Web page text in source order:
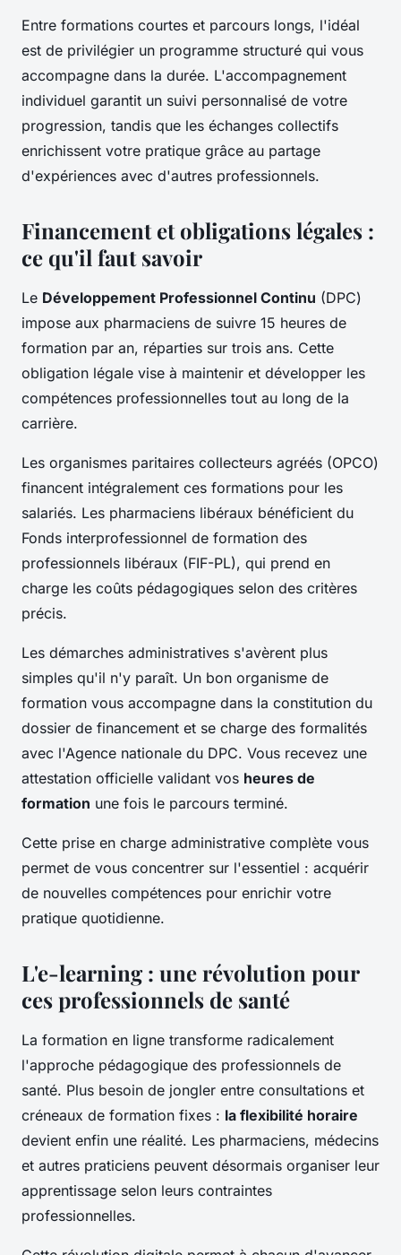
Entre formations courtes et parcours longs, l'idéal
est de privilégier un programme structuré qui vous
accompagne dans la durée. L'accompagnement
individuel garantit un suivi personnalisé de votre
progression, tandis que les échanges collectifs
enrichissent votre pratique grâce au partage
d'expériences avec d'autres professionnels.
Financement et obligations légales :
ce qu'il faut savoir
Le Développement Professionnel Continu (DPC)
impose aux pharmaciens de suivre 15 heures de
formation par an, réparties sur trois ans. Cette
obligation légale vise à maintenir et développer les
compétences professionnelles tout au long de la
carrière.
Les organismes paritaires collecteurs agréés (OPCO)
financent intégralement ces formations pour les
salariés. Les pharmaciens libéraux bénéficient du
Fonds interprofessionnel de formation des
professionnels libéraux (FIF-PL), qui prend en
charge les coûts pédagogiques selon des critères
précis.
Les démarches administratives s'avèrent plus
simples qu'il n'y paraît. Un bon organisme de
formation vous accompagne dans la constitution du
dossier de financement et se charge des formalités
avec l'Agence nationale du DPC. Vous recevez une
attestation officielle validant vos heures de
formation une fois le parcours terminé.
Cette prise en charge administrative complète vous
permet de vous concentrer sur l'essentiel : acquérir
de nouvelles compétences pour enrichir votre
pratique quotidienne.
L'e-learning : une révolution pour
ces professionnels de santé
La formation en ligne transforme radicalement
l'approche pédagogique des professionnels de
santé. Plus besoin de jongler entre consultations et
créneaux de formation fixes : la flexibilité horaire
devient enfin une réalité. Les pharmaciens, médecins
et autres praticiens peuvent désormais organiser leur
apprentissage selon leurs contraintes
professionnelles.